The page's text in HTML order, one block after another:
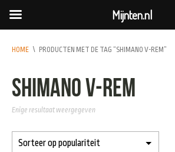
HOME \ PRODUCTEN MET DE TAG “SHIMANO V-REM”
Shimano V-Rem
Enige resultaat weergegeven
Mijnten.nl